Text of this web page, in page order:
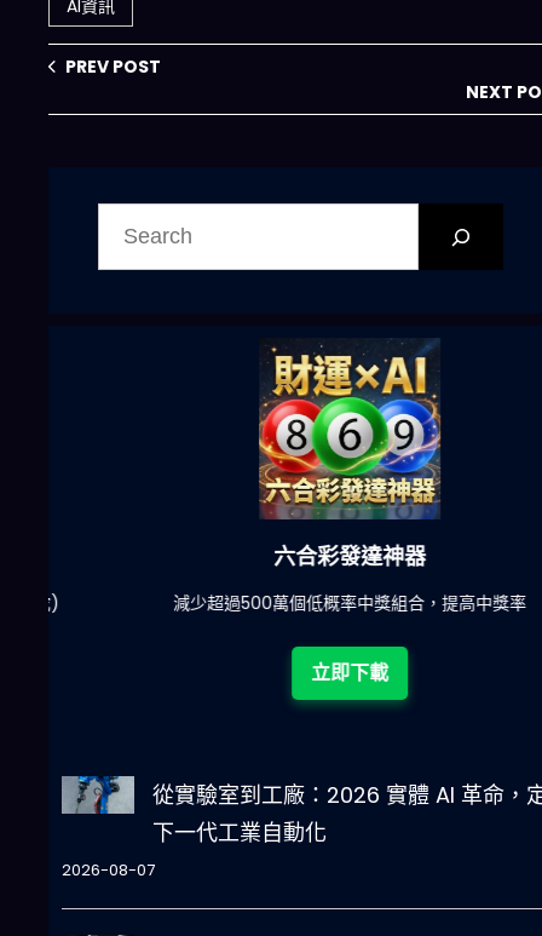
代理市場誰能為
王？
AI資訊
PREV POST
NEXT
六合彩發達神器
減少超過500萬個低概率中獎組合，提高中獎率
立即下載
從實驗室到工廠：2026 實體 AI 革命，
下一代工業自動化
2026-08-07